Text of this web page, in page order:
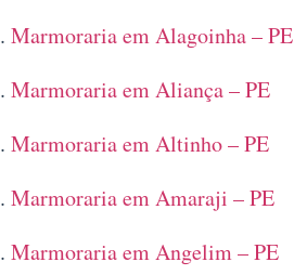
Marmoraria em Alagoinha – PE
Marmoraria em Aliança – PE
Marmoraria em Altinho – PE
Marmoraria em Amaraji – PE
Marmoraria em Angelim – PE